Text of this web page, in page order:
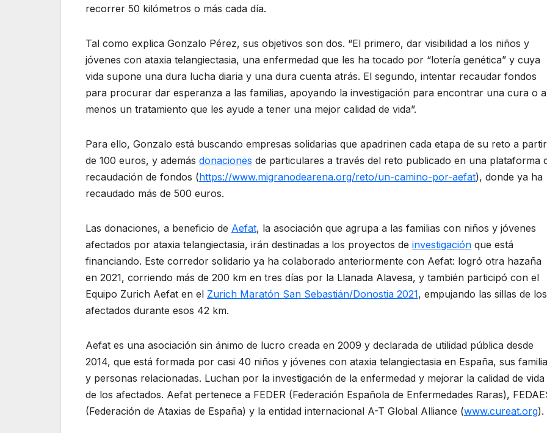
recorrer 50 kilómetros o más cada día.
Tal como explica Gonzalo Pérez, sus objetivos son dos. “El primero, dar visibilidad a los niños y
jóvenes con ataxia telangiectasia, una enfermedad que les ha tocado por “lotería genética” y cuya
vida supone una dura lucha diaria y una dura cuenta atrás. El segundo, intentar recaudar fondos
para procurar dar esperanza a las familias, apoyando la investigación para encontrar una cura o
menos un tratamiento que les ayude a tener una mejor calidad de vida”.
Para ello, Gonzalo está buscando empresas solidarias que apadrinen cada etapa de su reto a partir
de 100 euros, y además donaciones de particulares a través del reto publicado en una plataforma
recaudación de fondos (https://www.migranodearena.org/reto/un-camino-por-aefat), donde ya ha
recaudado más de 500 euros.
Las donaciones, a beneficio de Aefat, la asociación que agrupa a las familias con niños y jóvenes
afectados por ataxia telangiectasia, irán destinadas a los proyectos de investigación que está
financiando. Este corredor solidario ya ha colaborado anteriormente con Aefat: logró otra hazaña
en 2021, corriendo más de 200 km en tres días por la Llanada Alavesa, y también participó con el
Equipo Zurich Aefat en el Zurich Maratón San Sebastián/Donostia 2021, empujando las sillas de los
afectados durante esos 42 km.
Aefat es una asociación sin ánimo de lucro creada en 2009 y declarada de utilidad pública desde
2014, que está formada por casi 40 niños y jóvenes con ataxia telangiectasia en España, sus
y personas relacionadas. Luchan por la investigación de la enfermedad y mejorar la calidad de vida
de los afectados. Aefat pertenece a FEDER (Federación Española de Enfermedades Raras),
(Federación de Ataxias de España) y la entidad internacional A-T Global Alliance (www.cureat.org).